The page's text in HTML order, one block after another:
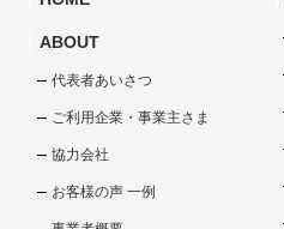
ABOUT
代表者あいさつ
ご利用企業・事業主さま
協力会社
お客様の声 一例